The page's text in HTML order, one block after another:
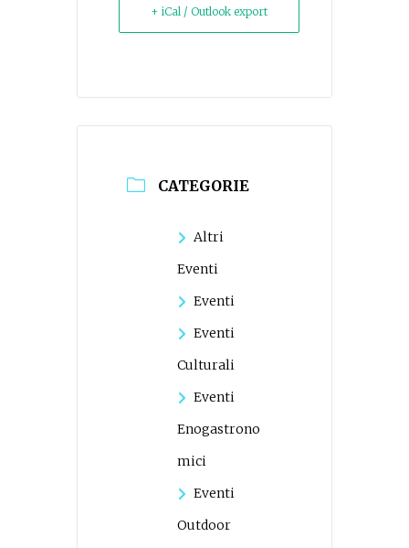
+ iCal / Outlook export
CATEGORIE
Altri
Eventi
Eventi
Eventi
Culturali
Eventi
Enogastrono
mici
Eventi
Outdoor